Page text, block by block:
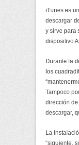
iTunes es
descargar
y sirve para
dispositivo
Durante la
los
Tampoco
dirección
descargar,
La
“siguiente,